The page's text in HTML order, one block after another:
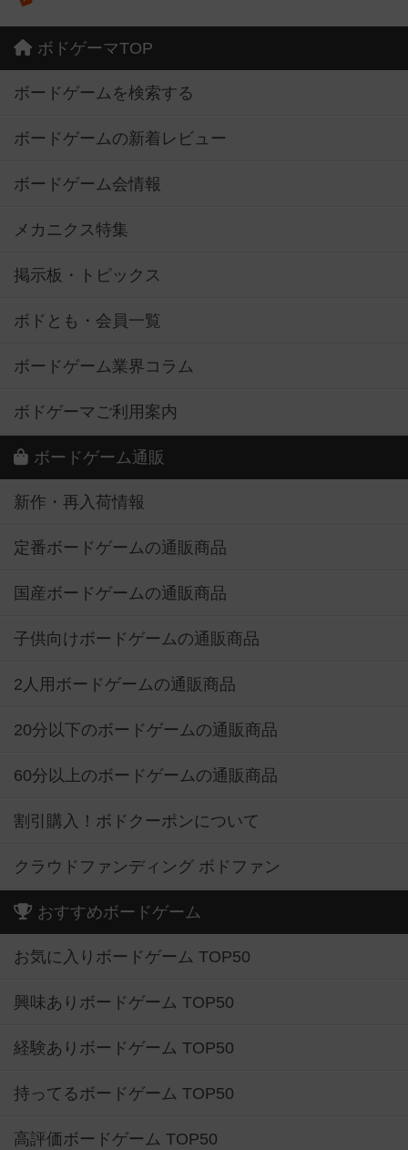
ボドゲーマTOP
ボードゲームを検索する
ボードゲームの新着レビュー
ボードゲーム会情報
メカニクス特集
掲示板・トピックス
ボドとも・会員一覧
ボードゲーム業界コラム
ボドゲーマご利用案内
ボードゲーム通販
新作・再入荷情報
定番ボードゲームの通販商品
国産ボードゲームの通販商品
子供向けボードゲームの通販商品
2人用ボードゲームの通販商品
20分以下のボードゲームの通販商品
60分以上のボードゲームの通販商品
割引購入！ボドクーポンについて
クラウドファンディング ボドファン
おすすめボードゲーム
お気に入りボードゲーム TOP50
興味ありボードゲーム TOP50
経験ありボードゲーム TOP50
持ってるボードゲーム TOP50
高評価ボードゲーム TOP50